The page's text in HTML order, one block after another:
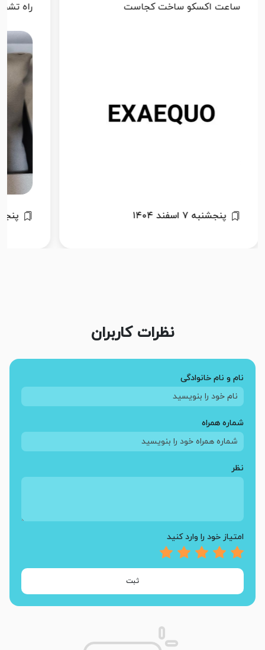
راه تشخیص اصل بودن ساعت اکسکو
پنجشنبه ۷ اسفند ۱۴۰۴
نظرات کاربران
نام و نام خانوادگی
شماره همراه
نظر
امتیاز خود را وارد کنید
ثبت